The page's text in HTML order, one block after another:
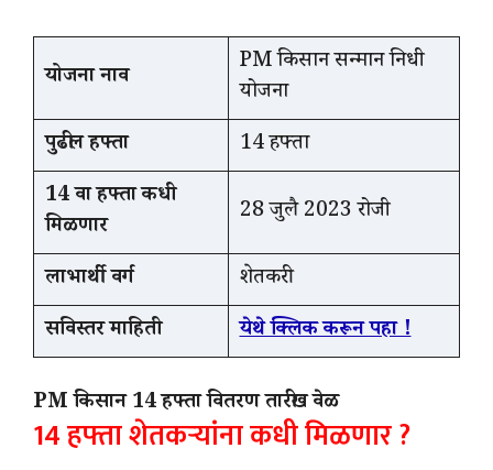
योजना नाव
PM किसान सन्मान निधी
योजना
पुढील हफ्ता
14 हफ्ता
14 वा हफ्ता कधी
मिळणार
28 जुलै 2023 रोजी
लाभार्थी वर्ग
शेतकरी
सविस्तर माहिती
येथे क्लिक करून पहा !
PM किसान 14 हफ्ता वितरण तारीख वेळ
14 हफ्ता शेतकऱ्यांना कधी मिळणार ?